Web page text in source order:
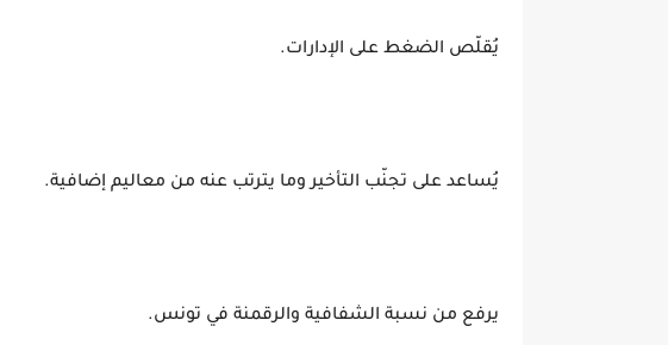
يُقلّص الضغط على الإدارات.
يُساعد على تجنّب التأخير وما يترتب عنه من معاليم إضافية.
يرفع من نسبة الشفافية والرقمنة في تونس.